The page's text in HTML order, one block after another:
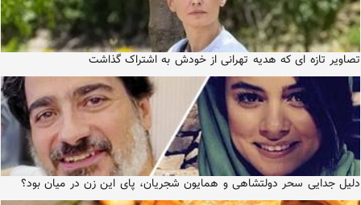
تصاویر تازه ای که هدیه تهرانی از خودش به اشتراک گذاشت
دلیل جدایی سحر دولتشاهی و همایون شجریان، پای این زن در میان بود؟